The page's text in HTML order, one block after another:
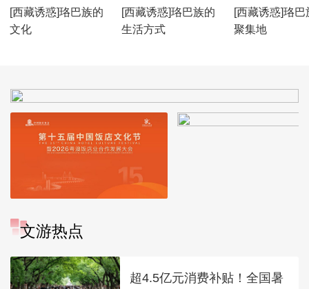
[西藏诱惑]珞巴族的
文化
[西藏诱惑]珞巴族的
生活方式
[西藏诱惑]珞巴
聚集地
文游热点
超4.5亿元消费补贴！全国暑